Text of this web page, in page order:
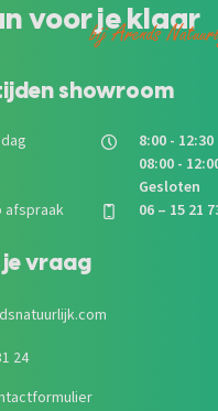
voor je klaar
bij Arends
showroom
8:00 -
08:00 -
Gesloten
afspraak
06 – 15 21
vraag
24